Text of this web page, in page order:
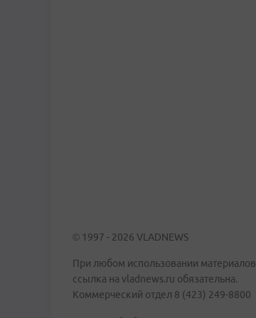
© 1997 - 2026 VLADNEWS
При любом использовании материалов
ссылка на vladnews.ru обязательна.
Коммерческий отдел 8 (423) 249-8800